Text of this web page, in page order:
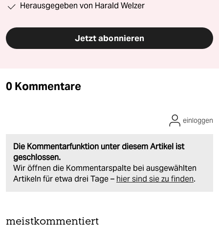
Herausgegeben von Harald Welzer
Jetzt abonnieren
0 Kommentare
Die Kommentarfunktion unter diesem Artikel ist
geschlossen.
Wir öffnen die Kommentarspalte bei ausgewählten
Artikeln für etwa drei Tage – hier sind sie zu finden.
einloggen
meistkommentiert